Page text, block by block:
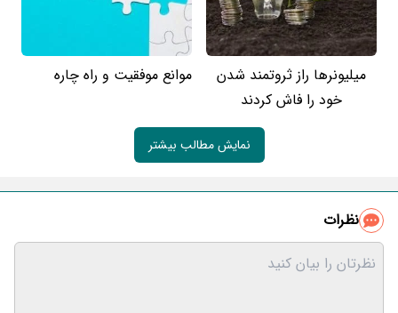
میلیونرها راز ثروتمند شدن
خود را فاش کردند
موانع موفقیت و راه چاره
نمایش مطالب بیشتر
نظرات